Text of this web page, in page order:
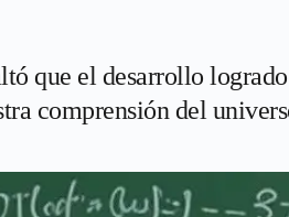
que el desarrollo
comprensión del